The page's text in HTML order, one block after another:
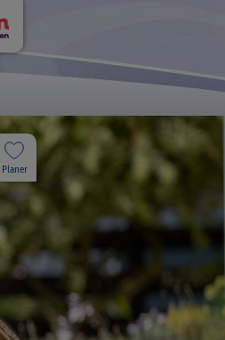
Planer